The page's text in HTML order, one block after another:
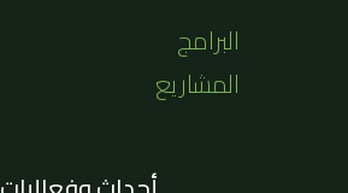
البرامج
المشاريع